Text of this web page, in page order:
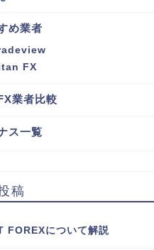
め業者
FX
業者比較
ス一覧
稿
FOREXについて解説